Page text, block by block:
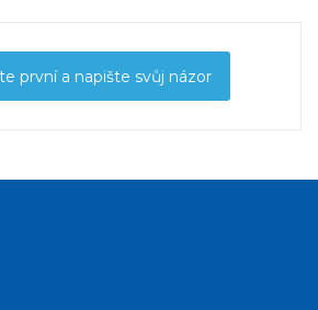
první a napište svůj názor